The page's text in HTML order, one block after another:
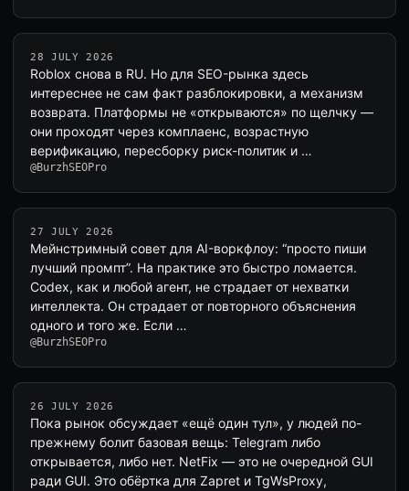
28 JULY 2026
Roblox снова в RU. Но для SEO-рынка здесь
интереснее не сам факт разблокировки, а механизм
возврата. Платформы не «открываются» по щелчку —
они проходят через комплаенс, возрастную
верификацию, пересборку риск-политик и …
@BurzhSEOPro
27 JULY 2026
Мейнстримный совет для AI-воркфлоу: “просто пиши
лучший промпт”. На практике это быстро ломается.
Codex, как и любой агент, не страдает от нехватки
интеллекта. Он страдает от повторного объяснения
одного и того же. Если …
@BurzhSEOPro
26 JULY 2026
Пока рынок обсуждает «ещё один тул», у людей по-
прежнему болит базовая вещь: Telegram либо
открывается, либо нет. NetFix — это не очередной GUI
ради GUI. Это обёртка для Zapret и TgWsProxy,